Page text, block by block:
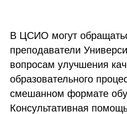
В ЦСИО могут
преподаватели
вопросам улучшения
образовательного
смешанном формате
Консультативная